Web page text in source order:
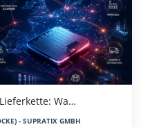
Wa…
- SUPRATIX GMBH